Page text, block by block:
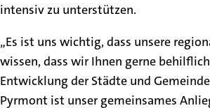
intensiv zu unterstützen.
„Es ist uns wichtig, dass unsere
wissen, dass wir Ihnen gerne
Entwicklung der Städte und
Pyrmont ist unser gemeinsames